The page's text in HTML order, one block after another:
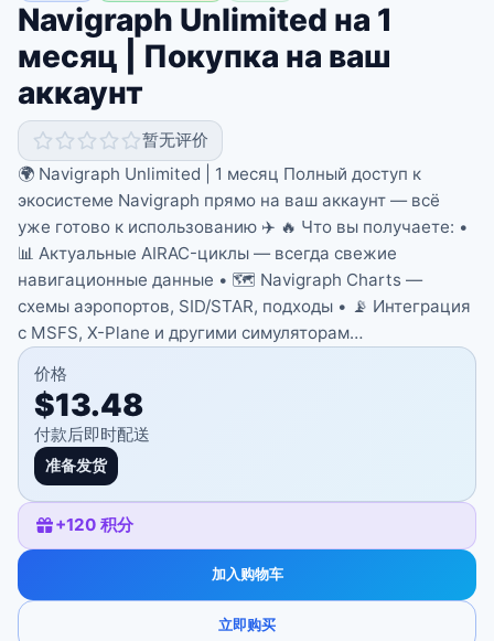
Navigraph Unlimited на 1
месяц | Покупка на ваш
аккаунт
暂无评价
🌍 Navigraph Unlimited | 1 месяц Полный доступ к
экосистеме Navigraph прямо на ваш аккаунт — всё
уже готово к использованию ✈️ 🔥 Что вы получаете: •
📊 Актуальные AIRAC-циклы — всегда свежие
навигационные данные • 🗺️ Navigraph Charts —
схемы аэропортов, SID/STAR, подходы • 📡 Интеграция
с MSFS, X-Plane и другими симуляторам…
价格
$13.48
付款后即时配送
准备发货
+120 积分
加入购物车
立即购买